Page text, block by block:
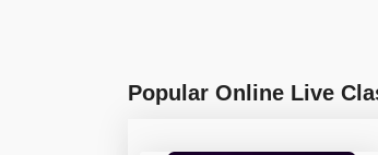
Popular Online Live